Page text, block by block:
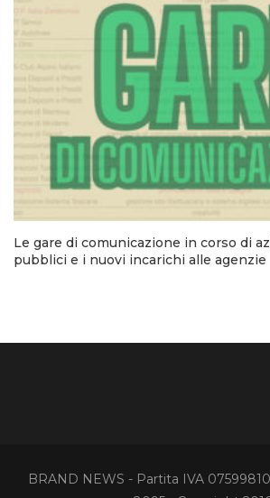
Le gare di comunicazione in corso di
pubblici e i nuovi incarichi alle agenzie
BRAND NEWS - Partita IVA